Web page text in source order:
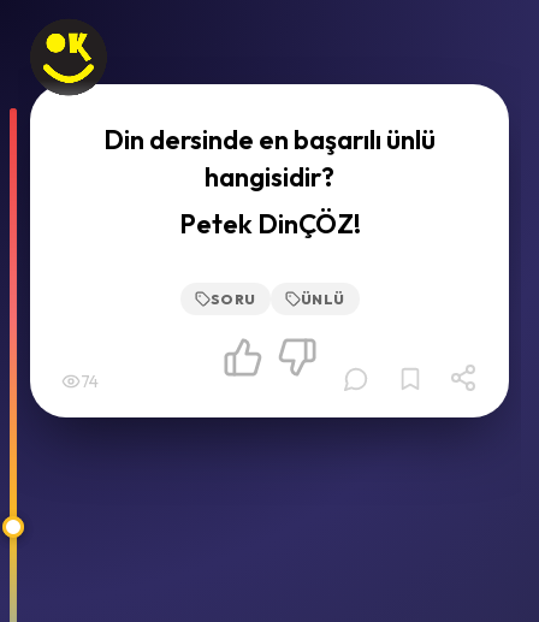
Din dersinde en başarılı ünlü
hangisidir?
Petek DinÇÖZ!
SORU ÜNLÜ
74